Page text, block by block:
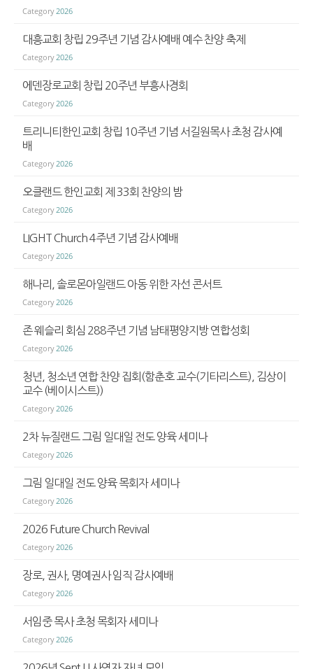
Category2026
대흥교회 창립 29주년 기념 감사예배 예수 찬양 축제
Category2026
에덴장로교회 창립 20주년 부흥사경회
Category2026
트리니티한인교회 창립 10주년 기념 서길원목사 초청 감사예
배
Category2026
오클랜드 한인교회 제 33회 찬양의 밤
Category2026
LIGHT Church 4주년 기념 감사예배
Category2026
해나리, 솔로몬아일랜드 아동 위한 자선 콘서트
Category2026
존 웨슬리 회심 288주년 기념 남태평양지방 연합성회
Category2026
청년, 청소년 연합 찬양 집회(함춘호 교수(기타리스트), 김상이
교수 (베이시스트))
Category2026
​2차 뉴질랜드 그림 일대일 전도 양육 세미나
Category2026
그림 일대일 전도 양육 목회자 세미나
Category2026
2026 Future Church Revival
Category2026
장로, 권사, 명예권사 임직 감사예배
Category2026
서임중 목사 초청 목회자 세미나
Category2026